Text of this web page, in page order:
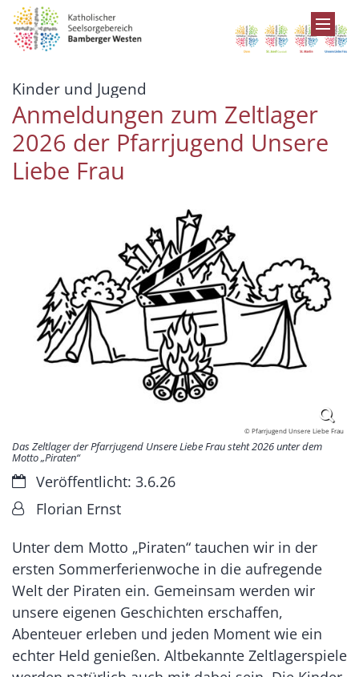
Zum Inhalt springen
Kinder und Jugend
Anmeldungen zum Zeltlager
2026 der Pfarrjugend Unsere
Liebe Frau
© Pfarrjugend Unsere Liebe Frau
Das Zeltlager der Pfarrjugend Unsere Liebe Frau steht 2026 unter dem
Motto „Piraten“
Datum:Veröffentlicht: 3.6.26
Von:Florian Ernst
Unter dem Motto „Piraten“ tauchen wir in der
ersten Sommerferienwoche in die aufregende
Welt der Piraten ein. Gemeinsam werden wir
unsere eigenen Geschichten erschaffen,
Abenteuer erleben und jeden Moment wie ein
echter Held genießen. Altbekannte Zeltlagerspiele